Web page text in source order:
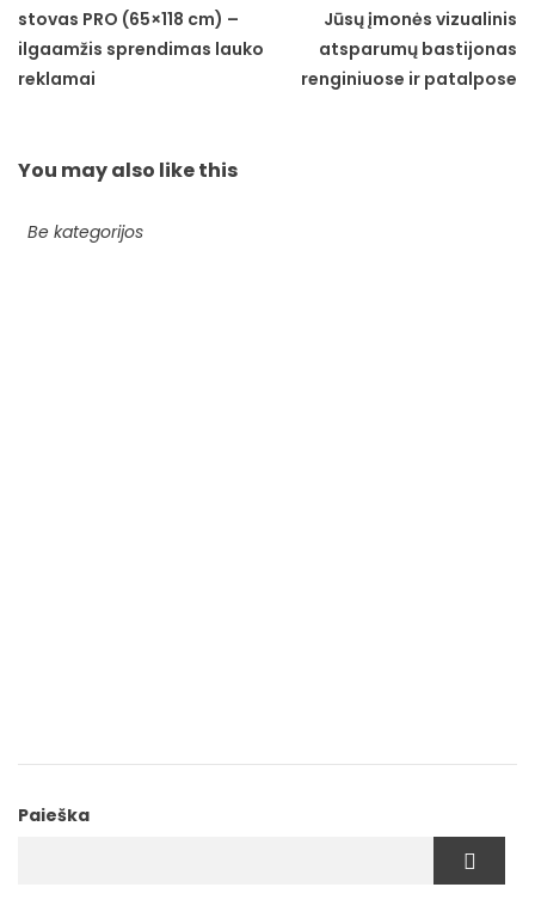
stovas PRO (65×118 cm) –
ilgaamžis sprendimas lauko
reklamai
Jūsų įmonės vizualinis
atsparumų bastijonas
renginiuose ir patalpose
You may also like this
Be kategorijos
Paieška